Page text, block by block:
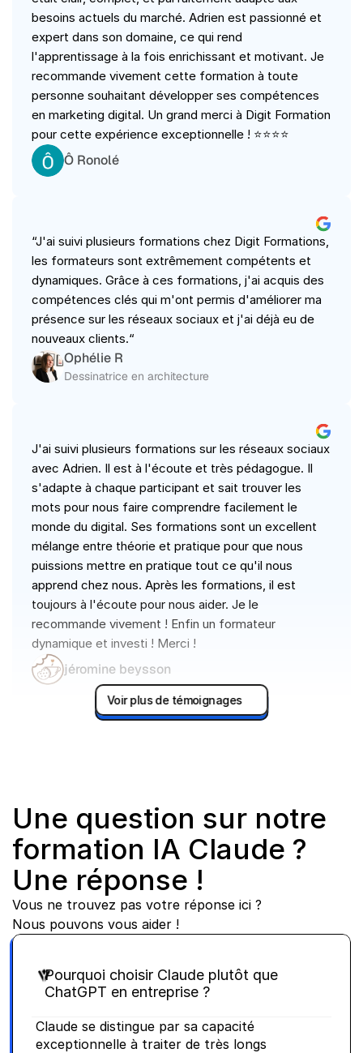
Une question sur notre
formation IA Claude ?
Une réponse !
Vous ne trouvez pas votre réponse ici ?
Nous pouvons vous aider !
Pourquoi choisir Claude plutôt que
ChatGPT en entreprise ?
Claude se distingue par sa capacité
exceptionnelle à traiter de très longs
besoins actuels du marché. Adrien est passionné et
expert dans son domaine, ce qui rend
l'apprentissage à la fois enrichissant et motivant. Je
recommande vivement cette formation à toute
personne souhaitant développer ses compétences
en marketing digital. Un grand merci à Digit Formation
pour cette expérience exceptionnelle ! ⭐⭐⭐⭐
Ô Ronolé
“J'ai suivi plusieurs formations chez Digit Formations,
les formateurs sont extrêmement compétents et
dynamiques. Grâce à ces formations, j'ai acquis des
compétences clés qui m'ont permis d'améliorer ma
présence sur les réseaux sociaux et j'ai déjà eu de
nouveaux clients.“
Ophélie R
Dessinatrice en architecture
J'ai suivi plusieurs formations sur les réseaux sociaux
avec Adrien. Il est à l'écoute et très pédagogue. Il
s'adapte à chaque participant et sait trouver les
mots pour nous faire comprendre facilement le
monde du digital. Ses formations sont un excellent
mélange entre théorie et pratique pour que nous
puissions mettre en pratique tout ce qu'il nous
apprend chez nous. Après les formations, il est
toujours à l'écoute pour nous aider. Je le
recommande vivement ! Enfin un formateur
dynamique et investi ! Merci !
jéromine beysson
Voir plus de témoignages